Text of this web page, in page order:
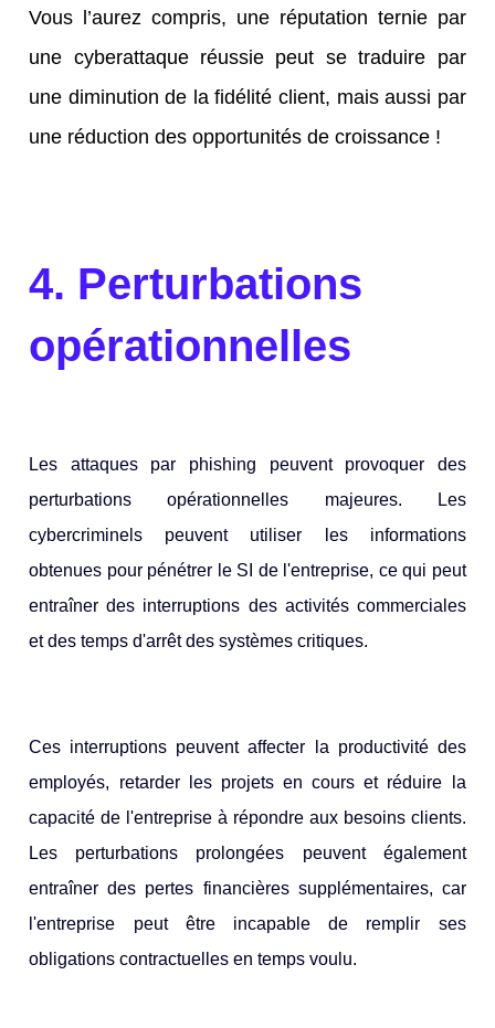
Vous l’aurez compris, une réputation ternie par
une cyberattaque réussie peut se traduire par
une diminution de la fidélité client, mais aussi par
une réduction des opportunités de croissance !
4. Perturbations
opérationnelles
Les attaques par phishing peuvent provoquer des
perturbations opérationnelles majeures. Les
cybercriminels peuvent utiliser les informations
obtenues pour pénétrer le SI de l'entreprise, ce qui peut
entraîner des interruptions des activités commerciales
et des temps d'arrêt des systèmes critiques.
Ces interruptions peuvent affecter la productivité des
employés, retarder les projets en cours et réduire la
capacité de l'entreprise à répondre aux besoins clients.
Les perturbations prolongées peuvent également
entraîner des pertes financières supplémentaires, car
l'entreprise peut être incapable de remplir ses
obligations contractuelles en temps voulu.